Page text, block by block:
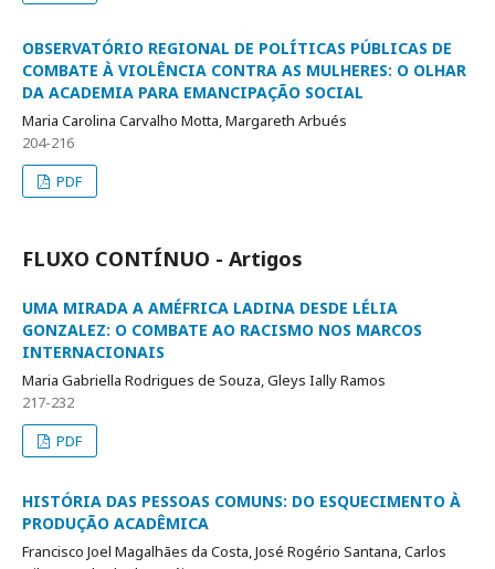
OBSERVATÓRIO REGIONAL DE POLÍTICAS PÚBLICAS DE
COMBATE À VIOLÊNCIA CONTRA AS MULHERES: O OLHAR
DA ACADEMIA PARA EMANCIPAÇÃO SOCIAL
Maria Carolina Carvalho Motta, Margareth Arbués
204-216
PDF
FLUXO CONTÍNUO - Artigos
UMA MIRADA A AMÉFRICA LADINA DESDE LÉLIA
GONZALEZ: O COMBATE AO RACISMO NOS MARCOS
INTERNACIONAIS
Maria Gabriella Rodrigues de Souza, Gleys Ially Ramos
217-232
PDF
HISTÓRIA DAS PESSOAS COMUNS: DO ESQUECIMENTO À
PRODUÇÃO ACADÊMICA
Francisco Joel Magalhães da Costa, José Rogério Santana, Carlos